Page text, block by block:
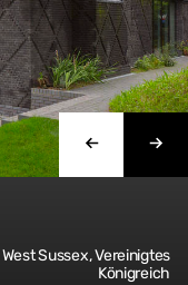
West Sussex, Vereinigtes
Königreich